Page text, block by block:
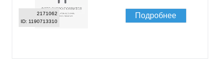
2171062
ID: 1190713310
Подробнее